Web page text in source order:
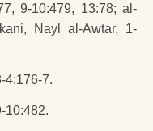
9-10:479, 13:78; al-
Nayl al-Awtar, 1-
4:176-7.
10:482.